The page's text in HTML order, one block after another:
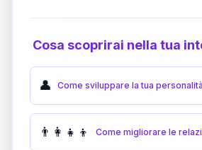
Cosa scoprirai nella tua
👤 Come sviluppare la tua personalità
👨‍👩‍👧‍👦 Come migliorare le